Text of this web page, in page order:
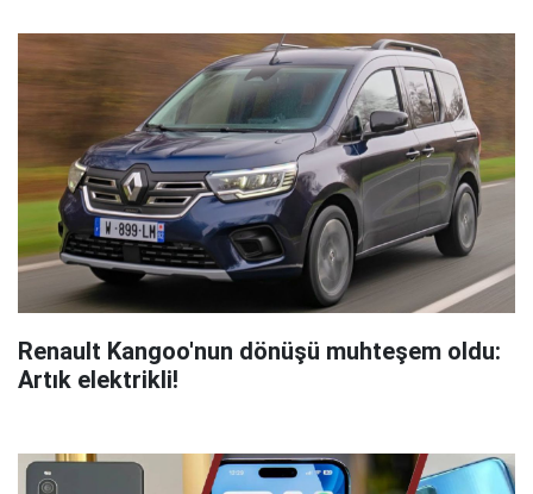
Renault Kangoo'nun dönüşü muhteşem oldu:
Artık elektrikli!